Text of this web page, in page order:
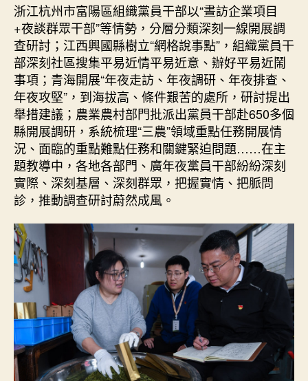
浙江杭州市富陽區組織黨員干部以“晝訪企業項目
+夜談群眾干部”等情勢，分層分類深刻一線開展調
查研討；江西興國縣樹立“網格說事點”，組織黨員干
部深刻社區搜集平易近情平易近意、辦好平易近鬧
事項；青海開展“年夜走訪、年夜調研、年夜排查、
年夜攻堅”，到海拔高、條件艱苦的處所，研討提出
舉措建議；農業農村部門批派出黨員干部赴650多個
縣開展調研，系統梳理“三農”領域重點任務開展情
況、面臨的重點難點任務和關鍵緊迫問題……在主
題教導中，各地各部門、廣年夜黨員干部紛紛深刻
實際、深刻基層、深刻群眾，把握實情、把脈問
診，推動調查研討蔚然成風。